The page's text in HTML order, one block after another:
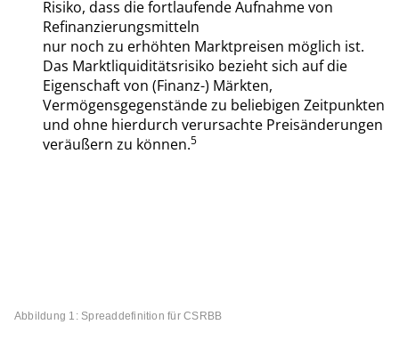
Risiko, dass die fortlaufende Aufnahme von
Refinanzierungsmitteln
nur noch zu erhöhten Marktpreisen möglich ist.
Das Marktliquiditätsrisiko bezieht sich auf die
Eigenschaft von (Finanz-) Märkten,
Vermögensgegenstände zu beliebigen Zeitpunkten
und ohne hierdurch verursachte Preisänderungen
veräußern zu können.5
Abbildung 1: Spreaddefinition für CSRBB